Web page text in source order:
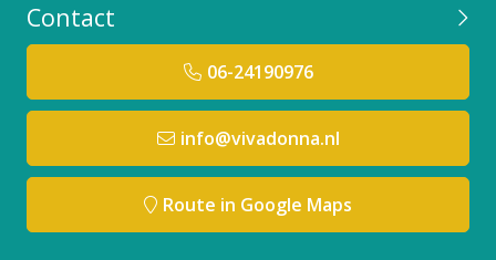
Contact
06-24190976
info@vivadonna.nl
Route in Google Maps